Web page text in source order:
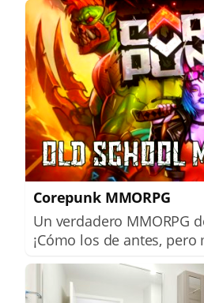
Corepunk MMORPG
Un verdadero MMORPG
¡Cómo los de antes, pero